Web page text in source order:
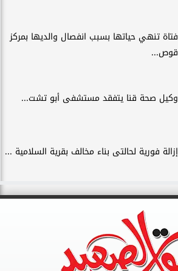
فتاة تنهي حياتها بسبب انفصال والديها بمركز
قوص...
وكيل صحة قنا يتفقد مستشفى أبو تشت...
إزالة فورية لحالتى بناء مخالف بقرية السلامية ...